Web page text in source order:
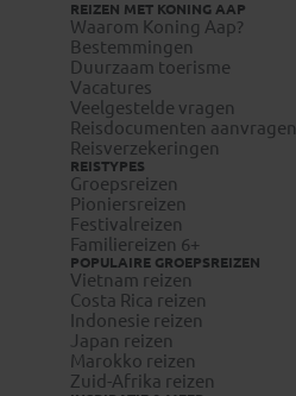
REIZEN MET KONING AAP
Waarom Koning Aap?
Bestemmingen
Duurzaam toerisme
Vacatures
Veelgestelde vragen
Reisdocumenten aanvragen
Reisverzekeringen
REISTYPES
Groepsreizen
Pioniersreizen
Festivalreizen
Familiereizen 6+
POPULAIRE GROEPSREIZEN
Vietnam reizen
Costa Rica reizen
Indonesie reizen
Japan reizen
Marokko reizen
Zuid-Afrika reizen